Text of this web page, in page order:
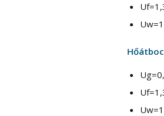
Uf
Uw
Ug
Uf
Uw